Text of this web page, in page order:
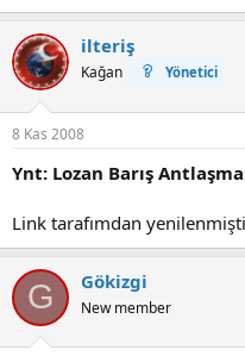
ilteriş
Kağan Yönetici
8 Kas 2008
Ynt: Lozan Barış
Link tarafımdan
G Gökizgi
New member